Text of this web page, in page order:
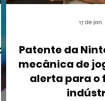
Patente da
mecânica de
alerta para o
17 de jan.